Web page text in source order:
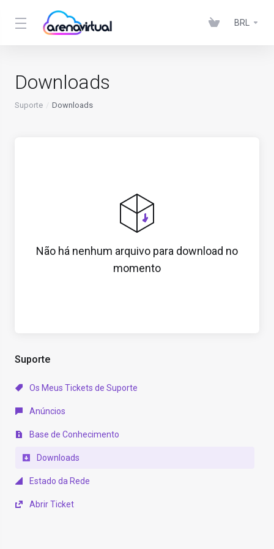
BRL
Downloads
Suporte Downloads
Suporte
Os Meus Tickets de Suporte
Anúncios
Base de Conhecimento
Downloads
Estado da Rede
Abrir Ticket
Não há nenhum arquivo para download no
momento